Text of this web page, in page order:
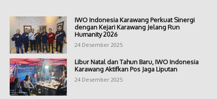
IWO Indonesia Karawang Perkuat Sinergi
dengan Kejari Karawang Jelang Run
Humanity 2026
24 Desember 2025
Libur Natal dan Tahun Baru, IWO Indonesia
Karawang Aktifkan Pos Jaga Liputan
24 Desember 2025